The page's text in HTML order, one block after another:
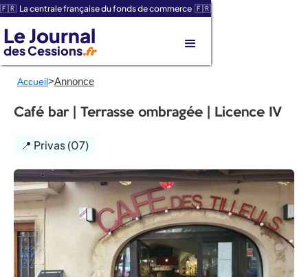
🇫🇷 La centrale française du fonds de commerce 🇫🇷
Le Journal
des Cessions.fr
Accueil>Annonce
Café bar | Terrasse ombragée | Licence IV
📍 Privas (07)